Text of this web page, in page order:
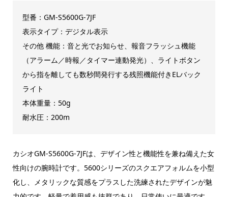
型番：GM-S5600G-7JF
表示タイプ：デジタル表示
その他 機能：音と光でお知らせ、報音フラッシュ機能
（アラーム／時報／タイマー連動発光）、ライトボタン
から指を離しても数秒間発行する残照機能付きELバック
ライト
本体重量：50g
耐水圧：200m
カシオGM-S5600G-7JFは、デザイン性と機能性を兼ね備えた女
性向けの腕時計です。5600シリーズのスクエアフォルムを小型
化し、メタリックな質感をプラスした洗練されたデザインが魅